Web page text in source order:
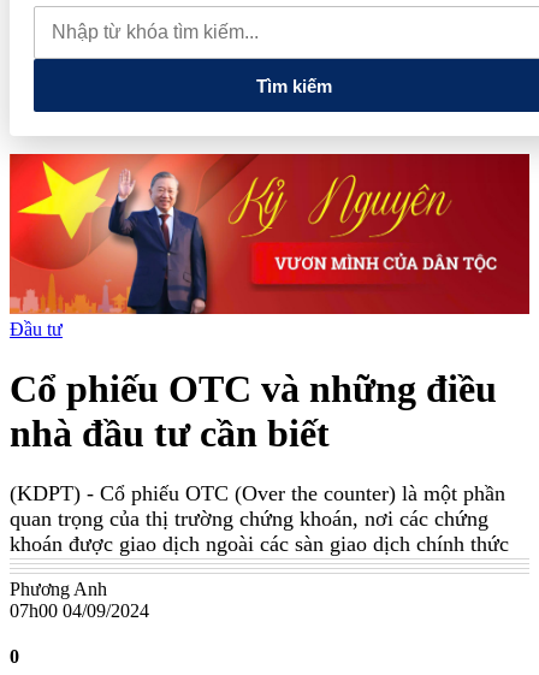
trong 2 năm
Phú Thọ phát triển 14 đô thị trọng điểm, mở cánh
cửa cho kỷ nguyên tăng trưởng mới
Tìm kiếm
Đầu tư
Cổ phiếu OTC và những điều
nhà đầu tư cần biết
(KDPT) - Cổ phiếu OTC (Over the counter) là một phần
quan trọng của thị trường chứng khoán, nơi các chứng
khoán được giao dịch ngoài các sàn giao dịch chính thức
Phương Anh
07h00 04/09/2024
0